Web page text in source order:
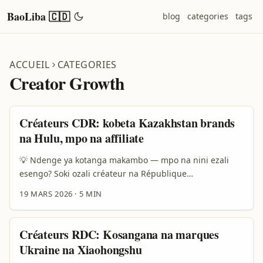
BaoLiba 🇨🇩 blog categories tags
ACCUEIL CATEGORIES
Creator Growth
Créateurs CDR: kobeta Kazakhstan brands
na Hulu, mpo na affiliate
💡 Ndenge ya kotanga makambo — mpo na nini ezali
esengo? Soki ozali créateur na République
collaboration na ba-brand ya Kazakhstan mpe kosalela
Hulu mpo na promouvoir ba-produits affiliate, yango
ezali bizaleli oyo esengeli stratégie ya précision. Mingi
ba-brand ya Kazakhstan ezali koluka visibilité
internationale — tourisme, produits tech, mode — mpe
19 MARS 2026 · 5 MIN
Créateurs RDC: Kosangana na marques
Ukraine na Xiaohongshu